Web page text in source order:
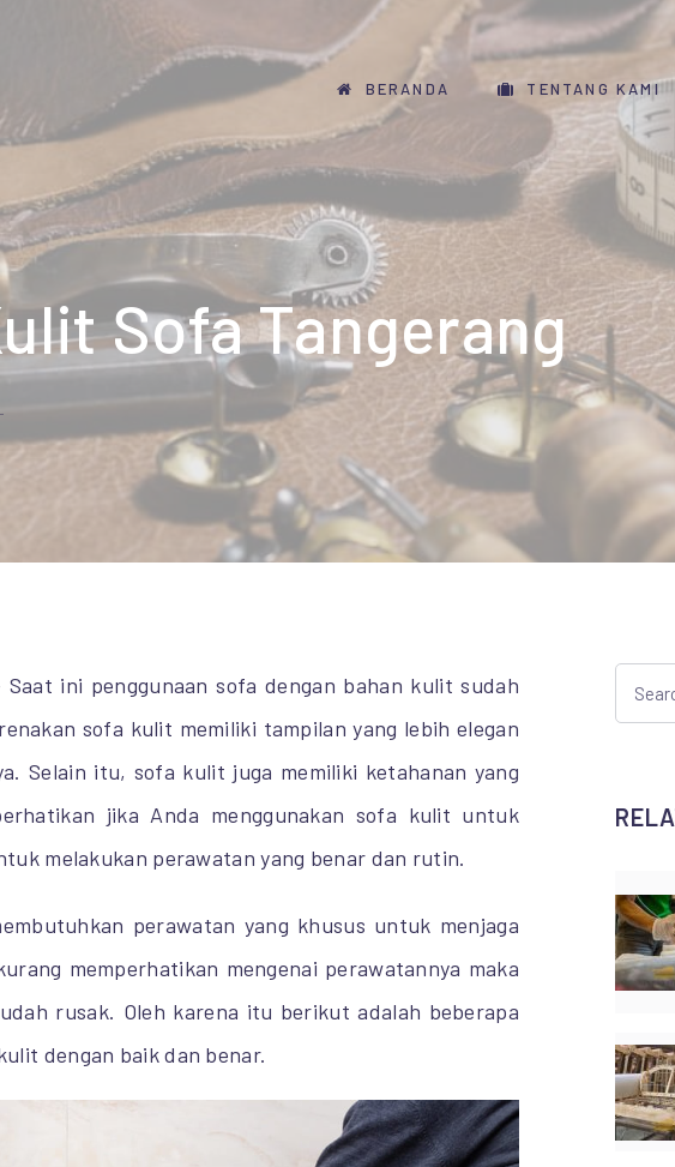
BERANDA TENTANG KAMI
Sofa Tangerang
Saat ini penggunaan sofa dengan bahan kulit sudah
sofa kulit memiliki tampilan yang lebih elegan
Selain itu, sofa kulit juga memiliki ketahanan yang
jika Anda menggunakan sofa kulit untuk
melakukan perawatan yang benar dan rutin.
perawatan yang khusus untuk menjaga
memperhatikan mengenai perawatannya maka
rusak. Oleh karena itu berikut adalah beberapa
dengan baik dan benar.